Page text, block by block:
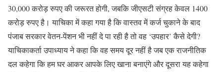
30,000 करोड़ रुपए की जरूरत होगी, जबकि जीएसटी संग्रह केवल 1400
करोड़ रुपए है। याचिका में कहा गया है कि वास्तव में कर्ज चुकाने के बाद
पंजाब सरकार वेतन-पेंशन भी नहीं दे पा रही है तो वह ‘उपहार’ कैसे देगी?
याचिकाकर्ता उपाध्याय ने कहा कि वह समय दूर नहीं है जब एक राजनीतिक
दल कहेगा कि हम घर आकर आपके लिए खाना बनाएंगे और दूसरा यह कहेगा